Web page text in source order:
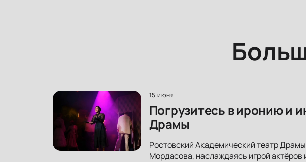
15 июня
Погрузитесь в иронию и
Драмы
Ростовский Академический театр
Мордасова, наслаждаясь игрой